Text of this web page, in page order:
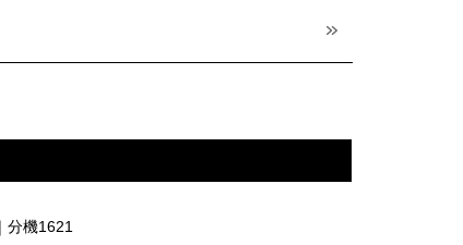
分機1621